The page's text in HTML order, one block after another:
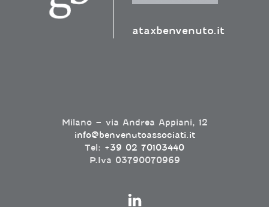
ataxbenvenuto.it
Milano – via Andrea Appiani, 12
info@benvenutoassociati.it
Tel: +39 02 70103440
P.Iva 03790070969